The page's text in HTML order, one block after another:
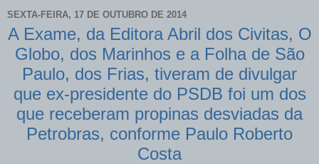
SEXTA-FEIRA, 17 DE OUTUBRO DE 2014
A Exame, da Editora Abril dos Civitas, O
Globo, dos Marinhos e a Folha de São
Paulo, dos Frias, tiveram de divulgar
que ex-presidente do PSDB foi um dos
que receberam propinas desviadas da
Petrobras, conforme Paulo Roberto
Costa